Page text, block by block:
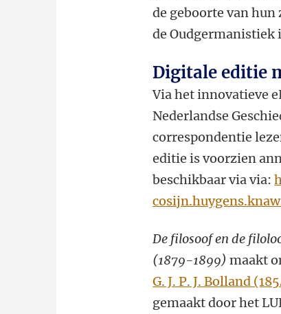
de geboorte van
de
Digitale editie
Via het innovatieve
Nederlandse
correspondentie
editie is voorzien
beschikbaar via via:
De filosoof en de
(1879-1899) maakt
G. J. P. J. Bolland
gemaakt door het